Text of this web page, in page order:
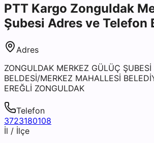
PTT Kargo Zonguldak
Şubesi Adres ve Telefon
Adres
ZONGULDAK MERKEZ GÜLÜÇ
BELDESİ/MERKEZ MAHALLESİ
EREĞLİ ZONGULDAK
Telefon
3723180108
İl / İlçe